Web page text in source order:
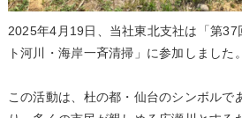
2025年4月19日、当社東北支社は「第37
ト河川・海岸一斉清掃」に参加しました。
この活動は、杜の都・仙台のシンボルで